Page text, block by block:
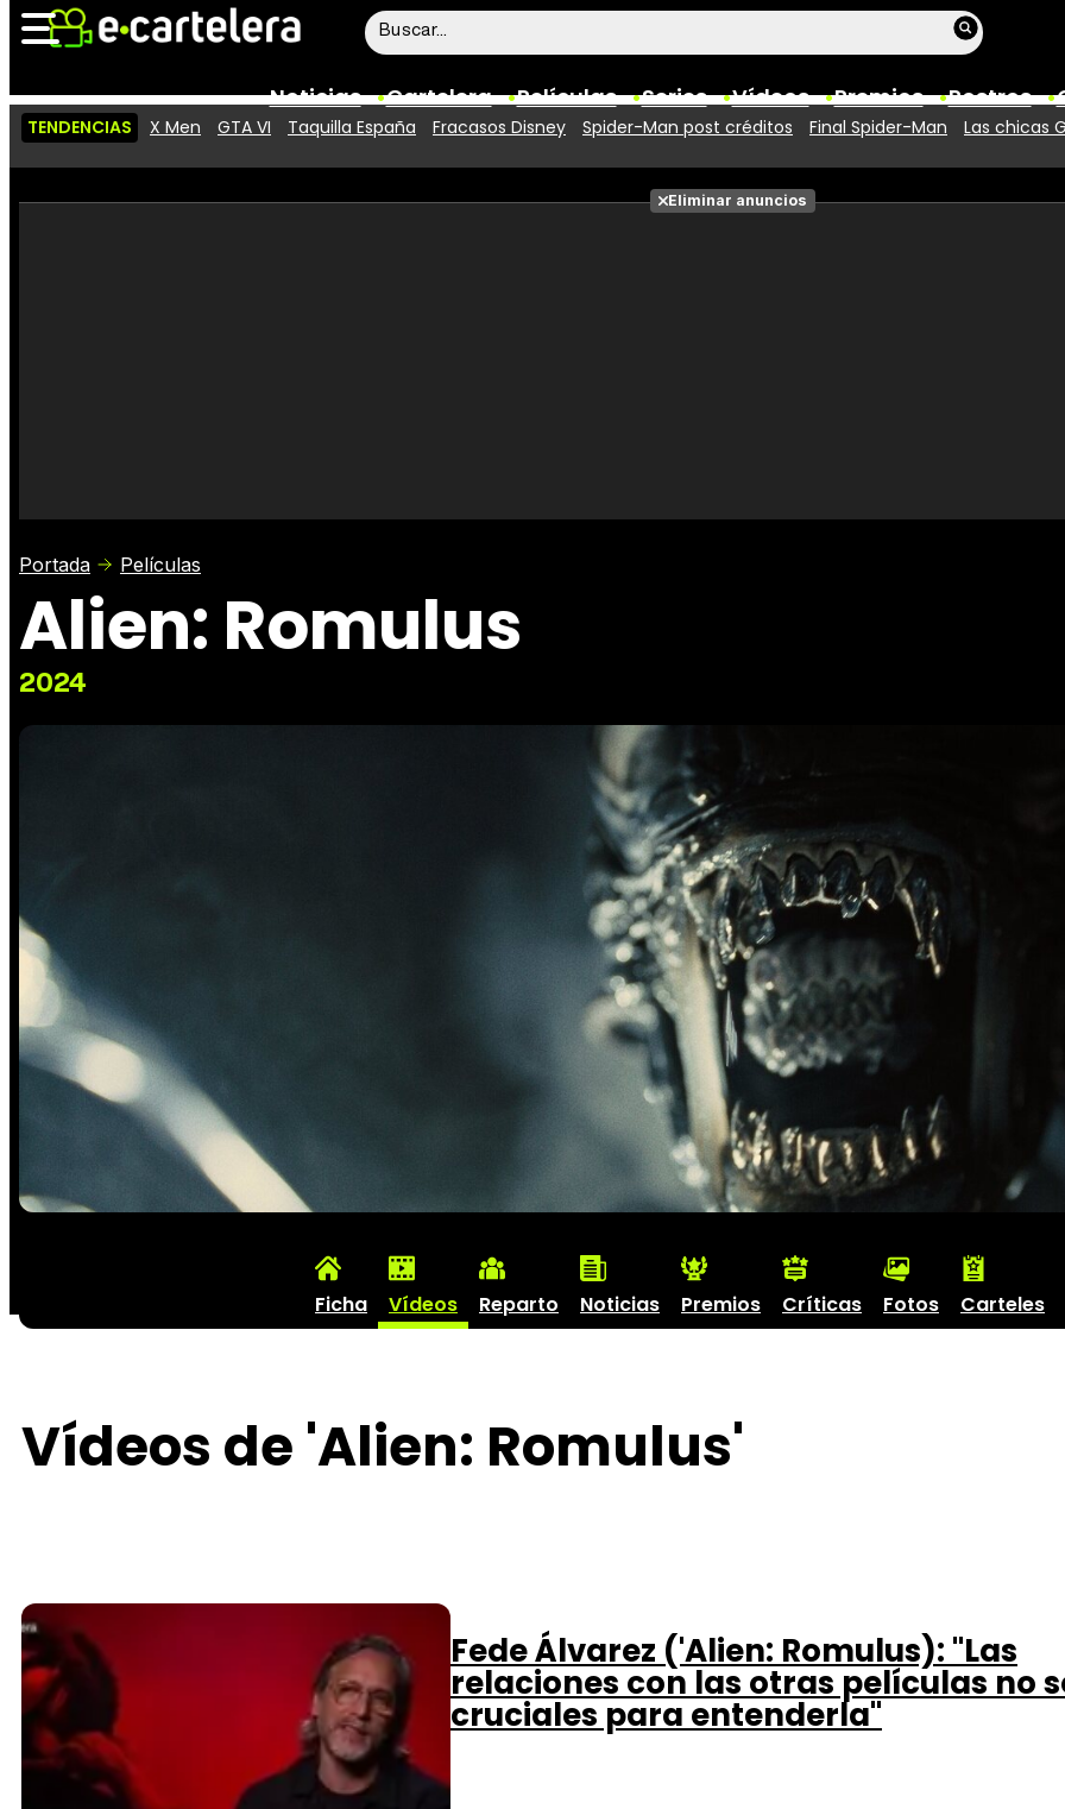
Noticias Cartelera Películas Series Vídeos Premios Rostros
Vídeos
Taquilla
Fotos
TENDENCIAS X Men GTA VI Taquilla España Fracasos Disney Spider-Man post créditos Final Spider-Man Las chicas
Eliminar anuncios
Portada Películas
Alien: Romulus
2024
Ficha Vídeos Reparto Noticias Premios Críticas Fotos Carteles
Vídeos de 'Alien: Romulus'
Fede Álvarez ('Alien: Romulus): "Las
relaciones con las otras películas no
cruciales para entenderla"